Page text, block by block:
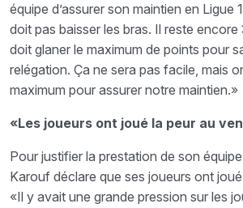
équipe d’assurer son maintien en Ligue
doit pas baisser les bras. Il reste
doit glaner le maximum de points pour
relégation. Ça ne sera pas facile, mais
maximum pour assurer notre maintien.»
«Les joueurs ont joué la peur au
Pour justifier la prestation de son
Karouf déclare que ses joueurs ont
«Il y avait une grande pression sur les